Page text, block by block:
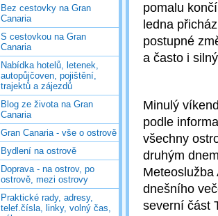
Bez cestovky na Gran
Canaria
S cestovkou na Gran
Canaria
Nabídka hotelů, letenek,
autopůjčoven, pojištění,
trajektů a zájezdů
Blog ze života na Gran
Canaria
Gran Canaria - vše o ostrově
Bydlení na ostrově
Doprava - na ostrov, po
ostrově, mezi ostrovy
Praktické rady, adresy,
telef.čísla, linky, volný čas,
pomalu
ledna
postupné
a často i
Minulý
podle
všechny
druhým
dnešního
severní část